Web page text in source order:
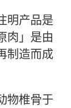
明产品是
肉」是由
制造而成
物椎骨于